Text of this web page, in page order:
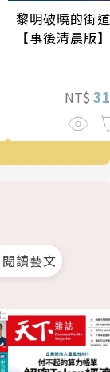
黎明破曉的街道
【事後清晨版】
NT$
閱讀藝文